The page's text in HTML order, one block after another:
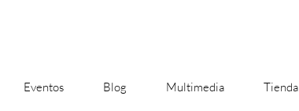
Eventos Blog Multimedia Tienda